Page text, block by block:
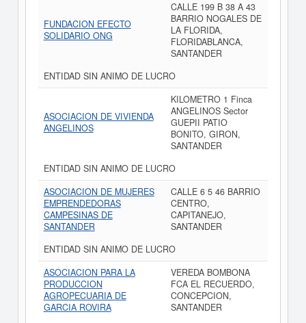
FUNDACION EFECTO
SOLIDARIO ONG
CALLE 199 B 38 A 43
BARRIO NOGALES DE
LA FLORIDA,
FLORIDABLANCA,
SANTANDER
ENTIDAD SIN ANIMO DE LUCRO
ASOCIACION DE VIVIENDA
ANGELINOS
KILOMETRO 1 Finca
ANGELINOS Sector
GUEPII PATIO
BONITO, GIRON,
SANTANDER
ENTIDAD SIN ANIMO DE LUCRO
ASOCIACION DE MUJERES
EMPRENDEDORAS
CAMPESINAS DE
SANTANDER
CALLE 6 5 46 BARRIO
CENTRO,
CAPITANEJO,
SANTANDER
ENTIDAD SIN ANIMO DE LUCRO
ASOCIACION PARA LA
PRODUCCION
AGROPECUARIA DE
GARCIA ROVIRA
VEREDA BOMBONA
FCA EL RECUERDO,
CONCEPCION,
SANTANDER